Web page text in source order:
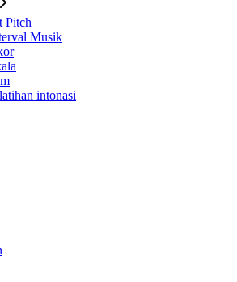
Pitch
Musik
intonasi